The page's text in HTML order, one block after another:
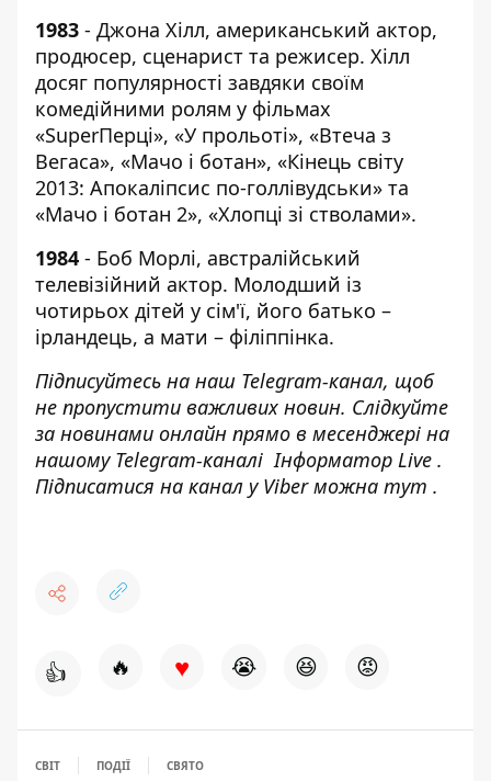
1983 - Джона Хілл, американський актор,
продюсер, сценарист та режисер. Хілл
досяг популярності завдяки своїм
комедійними ролям у фільмах
«SuperПерці», «У прольоті», «Втеча з
Вегаса», «Мачо і ботан», «Кінець світу
2013: Апокаліпсис по-голлівудськи» та
«Мачо і ботан 2», «Хлопці зі стволами».
1984 - Боб Морлі, австралійський
телевізійний актор. Молодший із
чотирьох дітей у сім'ї, його батько –
ірландець, а мати – філіппінка.
Підписуйтесь на наш Telegram-канал, щоб
не пропустити важливих новин. Слідкуйте
за новинами онлайн прямо в месенджері на
нашому Telegram-каналіІнформатор Live .
Підписатися на канал у Viber можна тут .
👍 🔥 ♥ 😭 😆 😡
СВІТ ПОДІЇ СВЯТО